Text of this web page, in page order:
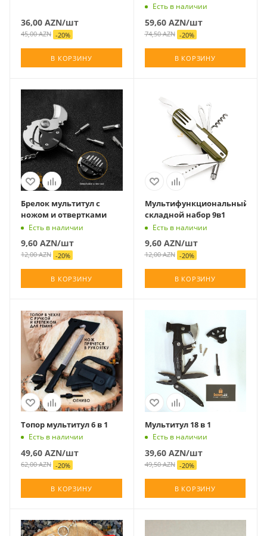
36,00 AZN/шт
45,00AZN -20%
В КОРЗИНУ
Есть в наличии
59,60AZN/шт
74,50AZN -20%
В КОРЗИНУ
Брелок мультитул с
ножом и отвертками
Есть в наличии
9,60 AZN/шт
12,00AZN -20%
В КОРЗИНУ
Мультифункциональный
складной набор 9в1
Есть в наличии
9,60AZN/шт
12,00AZN -20%
В КОРЗИНУ
Топор мультитул 6 в 1
Есть в наличии
49,60 AZN/шт
62,00AZN -20%
В КОРЗИНУ
Мультитул 18 в 1
Есть в наличии
39,60AZN/шт
49,50AZN -20%
В КОРЗИНУ